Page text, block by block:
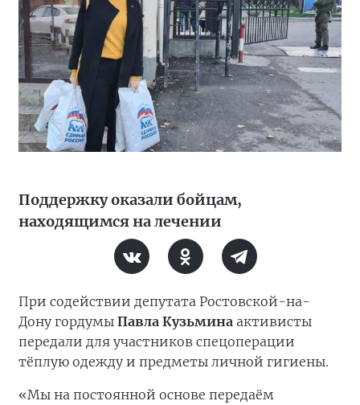
Поддержку оказали бойцам,
находящимся на лечении
При содействии депутата Ростовской-на-
Дону гордумы Павла Кузьмина активисты
передали для участников спецоперации
тёплую одежду и предметы личной гигиены.
«Мы на постоянной основе передаём